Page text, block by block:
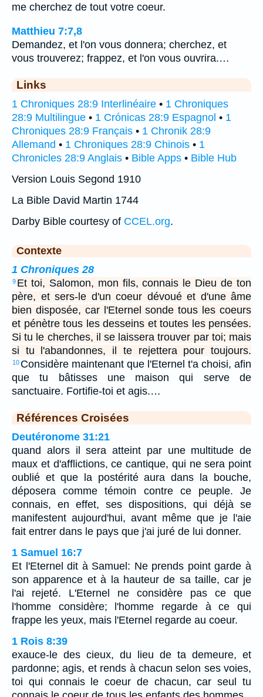
me cherchez de tout votre coeur.
Matthieu 7:7,8
Demandez, et l'on vous donnera; cherchez, et
vous trouverez; frappez, et l'on vous ouvrira.…
Links
1 Chroniques 28:9 Interlinéaire • 1 Chroniques
28:9 Multilingue • 1 Crónicas 28:9 Espagnol • 1
Chroniques 28:9 Français • 1 Chronik 28:9
Allemand • 1 Chroniques 28:9 Chinois • 1
Chronicles 28:9 Anglais • Bible Apps • Bible Hub
Version Louis Segond 1910
La Bible David Martin 1744
Darby Bible courtesy of CCEL.org.
Contexte
1 Chroniques 28
9 Et toi, Salomon, mon fils, connais le Dieu de ton
père, et sers-le d'un coeur dévoué et d'une âme
bien disposée, car l'Eternel sonde tous les coeurs
et pénètre tous les desseins et toutes les pensées.
Si tu le cherches, il se laissera trouver par toi; mais
si tu l'abandonnes, il te rejettera pour toujours.
10 Considère maintenant que l'Eternel t'a choisi, afin
que tu bâtisses une maison qui serve de
sanctuaire. Fortifie-toi et agis.…
Références Croisées
Deutéronome 31:21
quand alors il sera atteint par une multitude de
maux et d'afflictions, ce cantique, qui ne sera point
oublié et que la postérité aura dans la bouche,
déposera comme témoin contre ce peuple. Je
connais, en effet, ses dispositions, qui déjà se
manifestent aujourd'hui, avant même que je l'aie
fait entrer dans le pays que j'ai juré de lui donner.
1 Samuel 16:7
Et l'Eternel dit à Samuel: Ne prends point garde à
son apparence et à la hauteur de sa taille, car je
l'ai rejeté. L'Eternel ne considère pas ce que
l'homme considère; l'homme regarde à ce qui
frappe les yeux, mais l'Eternel regarde au coeur.
1 Rois 8:39
exauce-le des cieux, du lieu de ta demeure, et
pardonne; agis, et rends à chacun selon ses voies,
toi qui connais le coeur de chacun, car seul tu